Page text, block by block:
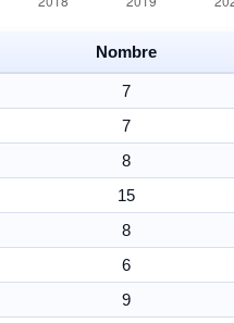
Nombre
7
7
8
15
8
6
9